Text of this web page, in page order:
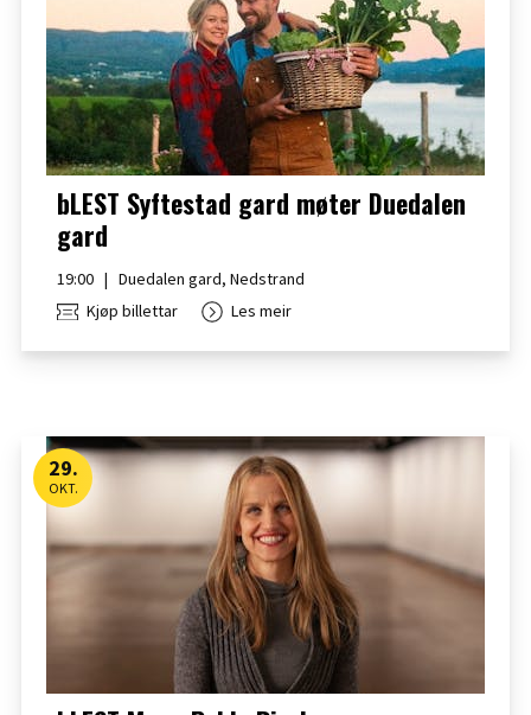
bLEST Syftestad gard møter Duedalen
gard
19:00 | Duedalen gard, Nedstrand
Kjøp billettar
Les meir
29.
OKT.